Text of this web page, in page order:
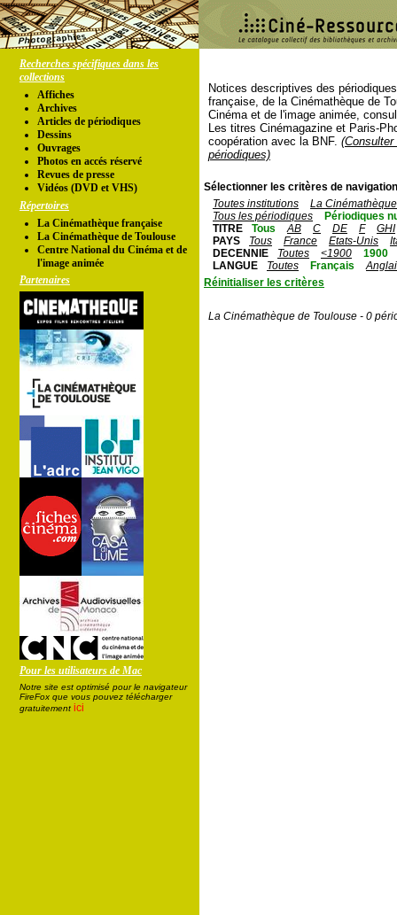
Recherches spécifiques dans les
collections
Affiches
Archives
Articles de périodiques
Dessins
Ouvrages
Photos en accés réservé
Revues de presse
Vidéos (DVD et VHS)
Répertoires
La Cinémathèque française
La Cinémathèque de Toulouse
Centre National du Cinéma et de
l'image animée
Partenaires
Pour les utilisateurs de Mac
Notre site est optimisé pour le navigateur
FireFox que vous pouvez télécharger
gratuitement ici
Notices descriptives des
française, de la Cinémathèque de
Cinéma et de l'image animée,
Les titres Cinémagazine et Paris-
coopération avec la BNF.
périodiques)
Sélectionner les critères de
Toutes institutions
La
Tous les périodiques
Périodiques
TITRE
Tous AB C DE F
GHI
PAYS
Tous France Etats-Unis
DECENNIE
Toutes <1900
1900
LANGUE
Toutes Français
Réinitialiser les critères
La Cinémathèque de Toulouse - 0